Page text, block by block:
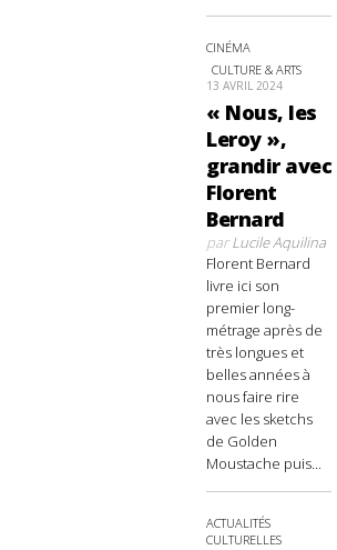
CINÉMA
CULTURE & ARTS
13 AVRIL 2024
« Nous, les
Leroy »,
grandir avec
Florent
Bernard
parLucile Aquilina
Florent Bernard
livre ici son
premier long-
métrage après de
très longues et
belles années à
nous faire rire
avec les sketchs
de Golden
Moustache puis...
ACTUALITÉS
CULTURELLES